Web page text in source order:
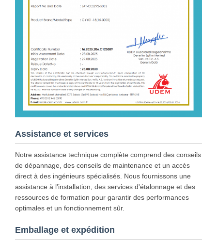
Assistance et services
Notre assistance technique complète comprend des conseils
de dépannage, des conseils de maintenance et un accès
direct à des ingénieurs spécialisés. Nous fournissons une
assistance à l'installation, des services d'étalonnage et des
ressources de formation pour garantir des performances
optimales et un fonctionnement sûr.
Emballage et expédition